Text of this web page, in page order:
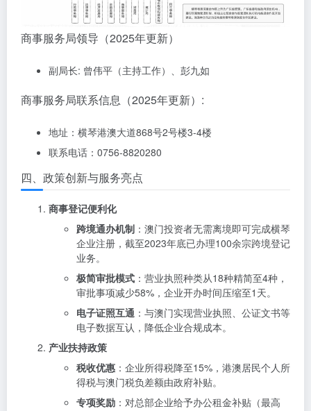
商事服务局领导（2025年更新）
副局长: 曾伟平（主持工作）、彭九如
商事服务局联系信息（2025年更新）:
地址：横琴港澳大道868号2号楼3-4楼
联系电话：0756-8820280
四、政策创新与服务亮点
商事登记便利化
跨境通办机制 ：澳门投资者无需离境即可完成横琴
企业注册，截至2023年底已办理100余宗跨境登记
业务。
极简审批模式 ：营业执照种类从18种精简至4种，
审批事项减少58%，企业开办时间压缩至1天。
电子证照互通 ：与澳门实现营业执照、公证文书等
电子数据互认，降低企业合规成本。
产业扶持政策
税收优惠 ：企业所得税降至15%，港澳居民个人所
得税与澳门税负差额由政府补贴。
专项奖励 ：对总部企业给予办公租金补贴（最高